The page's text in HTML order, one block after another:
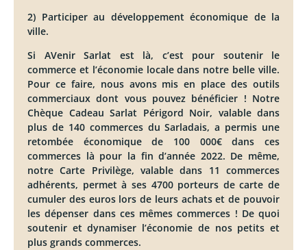
2) Participer au développement économique de la
ville.
Si AVenir Sarlat est là, c’est pour soutenir le
commerce et l’économie locale dans notre belle ville.
Pour ce faire, nous avons mis en place des outils
commerciaux dont vous pouvez bénéficier ! Notre
Chèque Cadeau Sarlat Périgord Noir, valable dans
plus de 140 commerces du Sarladais, a permis une
retombée économique de 100 000€ dans ces
commerces là pour la fin d’année 2022. De même,
notre Carte Privilège, valable dans 11 commerces
adhérents, permet à ses 4700 porteurs de carte de
cumuler des euros lors de leurs achats et de pouvoir
les dépenser dans ces mêmes commerces ! De quoi
soutenir et dynamiser l’économie de nos petits et
plus grands commerces.